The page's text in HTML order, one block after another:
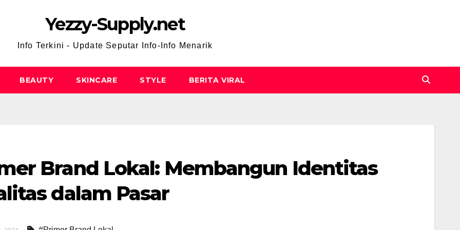
Yezzy-Supply.net
Info Terkini - Update Seputar Info-Info Menarik
BEAUTY SKINCARE STYLE BERITA VIRAL
Brand Lokal: Membangun Identitas
dalam Pasar